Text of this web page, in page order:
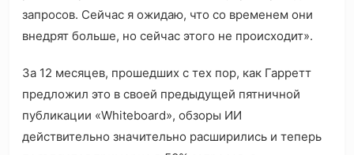
запросов. Сейчас я ожидаю, что со временем они
внедрят больше, но сейчас этого не происходит».
За 12 месяцев, прошедших с тех пор, как Гарретт
предложил это в своей предыдущей пятничной
публикации «Whiteboard», обзоры ИИ
действительно значительно расширились и теперь